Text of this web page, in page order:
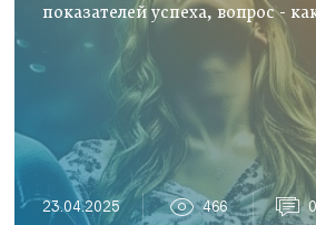
показателей успеха, вопрос -
заработать - становится
для многих
23.04.2025 466 0